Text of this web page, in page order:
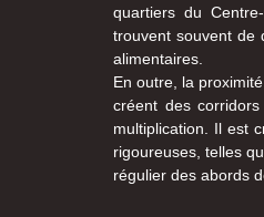
quartiers du
trouvent souvent de
alimentaires.
En outre, la
créent des
multiplication. Il est
rigoureuses, telles
régulier des abords